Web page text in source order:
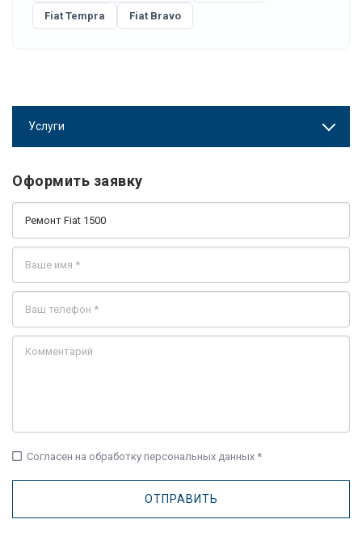
Fiat Tempra Fiat Bravo
Услуги
Оформить заявку
check_box_outline_blank Согласен на обработку персональных данных *